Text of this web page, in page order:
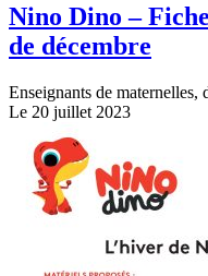
Nino Dino –
de décembre
Enseignants de
Le 20 juillet 2023